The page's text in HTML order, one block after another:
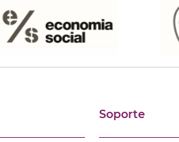
Soporte